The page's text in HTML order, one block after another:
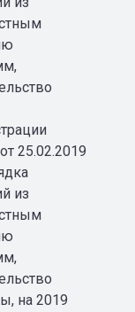
25.02.2019
из
на 2019